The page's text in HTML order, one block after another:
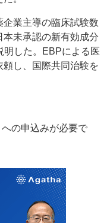
業主導の臨床試験数
未承認の新有効成分
明した。EBPによる医
し、国際共同治験を
への申込みが必要で